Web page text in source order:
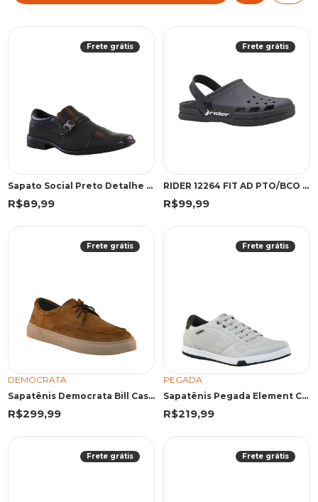
Frete grátis
Sapato Social Preto Detalhe Texturizado | Freeland
R$89,99
Frete grátis
RIDER 12264 FIT AD PTO/BCO 43 PBR 12264 PRETO/BRANCO
R$99,99
Frete grátis
DEMOCRATA
Sapatênis Democrata Bill Castanho
R$299,99
Frete grátis
PEGADA
Sapatênis Pegada Element Café
R$219,99
Frete grátis Frete grátis